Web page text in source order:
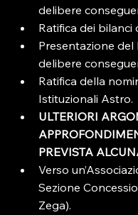
delibere
Ratifica dei bilanci
Presentazione
delibere
Ratifica della
Istituzionali Astro.
ULTERIORI
PREVISTA
Verso
Sezione
Zega).